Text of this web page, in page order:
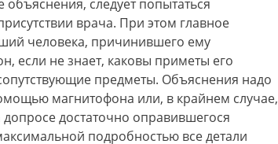
объяснения, следует попытаться
врача. При этом главное
человека, причинившего ему
если не знает, каковы приметы его
предметы. Объяснения надо
магнитофона или, в крайнем случае,
достаточно оправившегося
подробностью все детали